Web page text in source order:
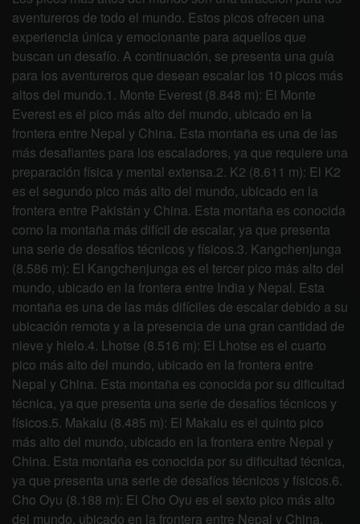
aventureros de todo el mundo. Estos picos ofrecen una
experiencia única y emocionante para aquellos que
buscan un desafío. A continuación, se presenta una guía
para los aventureros que desean escalar los 10 picos más
altos del mundo.1. Monte Everest (8.848 m): El Monte
Everest es el pico más alto del mundo, ubicado en la
frontera entre Nepal y China. Esta montaña es una de las
más desafiantes para los escaladores, ya que requiere una
preparación física y mental extensa.2. K2 (8.611 m): El K2
es el segundo pico más alto del mundo, ubicado en la
frontera entre Pakistán y China. Esta montaña es conocida
como la montaña más difícil de escalar, ya que presenta
una serie de desafíos técnicos y físicos.3. Kangchenjunga
(8.586 m): El Kangchenjunga es el tercer pico más alto del
mundo, ubicado en la frontera entre India y Nepal. Esta
montaña es una de las más difíciles de escalar debido a su
ubicación remota y a la presencia de una gran cantidad de
nieve y hielo.4. Lhotse (8.516 m): El Lhotse es el cuarto
pico más alto del mundo, ubicado en la frontera entre
Nepal y China. Esta montaña es conocida por su dificultad
técnica, ya que presenta una serie de desafíos técnicos y
físicos.5. Makalu (8.485 m): El Makalu es el quinto pico
más alto del mundo, ubicado en la frontera entre Nepal y
China. Esta montaña es conocida por su dificultad técnica,
ya que presenta una serie de desafíos técnicos y físicos.6.
Cho Oyu (8.188 m): El Cho Oyu es el sexto pico más alto
del mundo, ubicado en la frontera entre Nepal y China.